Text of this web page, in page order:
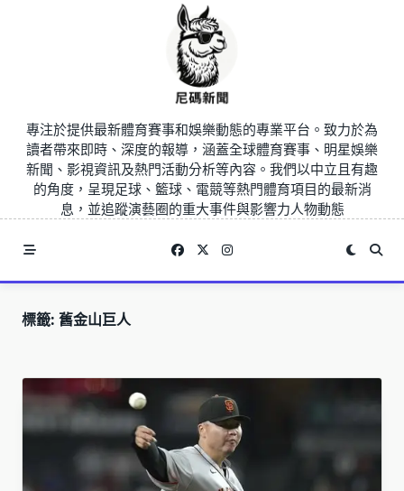
專注於提供最新體育賽事和娛樂動態的專業平台。致力於為
讀者帶來即時、深度的報導，涵蓋全球體育賽事、明星娛樂
新聞、影視資訊及熱門活動分析等內容。我們以中立且有趣
的角度，呈現足球、籃球、電競等熱門體育項目的最新消
息，並追蹤演藝圈的重大事件與影響力人物動態
標籤: 舊金山巨人